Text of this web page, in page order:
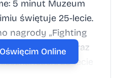
5 minut Muzeum
świętuje 25-lecie.
nagrody „Fighting
o roli dialogu oraz
25-lecie
Online